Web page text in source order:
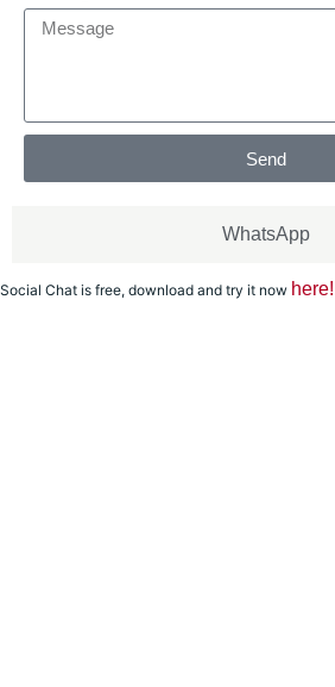
WhatsApp
Send
Social Chat is free, download and try it now here!